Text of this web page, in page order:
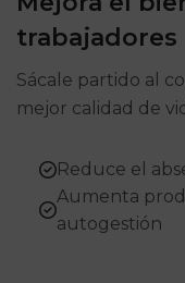
trabajadores
Sácale partido al
mejor calidad de
Reduce el
Aumenta
autogestión